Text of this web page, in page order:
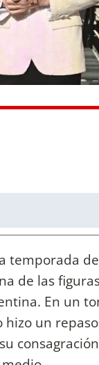
de
de las
En un
un